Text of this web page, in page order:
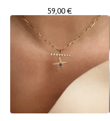
59,00 €